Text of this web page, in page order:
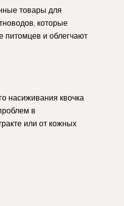
товары для
которые
питомцев и облегчают
насиживания квочка
в
или от кожных